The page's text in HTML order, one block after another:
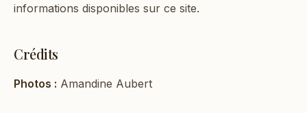
informations disponibles sur ce site.
Crédits
Photos : Amandine Aubert